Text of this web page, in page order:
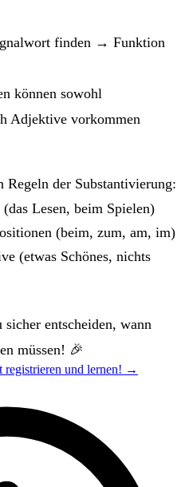
finden → Funktion
können sowohl
Adjektive vorkommen
Regeln der Substantivierung:
Lesen, beim Spielen)
(beim, zum, am, im)
(etwas Schönes, nichts
entscheiden, wann
müssen! 🎉
registrieren und lernen! →